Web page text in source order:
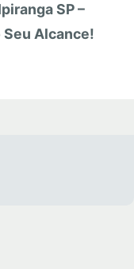
SP –
Seu Alcance!